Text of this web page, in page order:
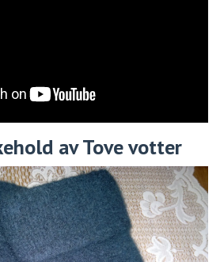
av Tove votter